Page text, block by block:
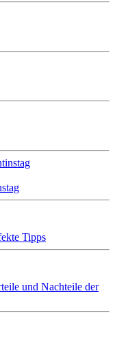
Tipps
und Nachteile der